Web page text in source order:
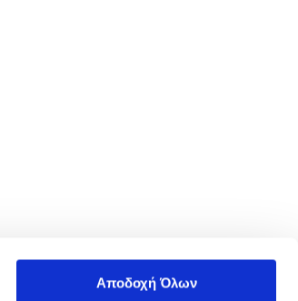
Αποδοχή Όλων